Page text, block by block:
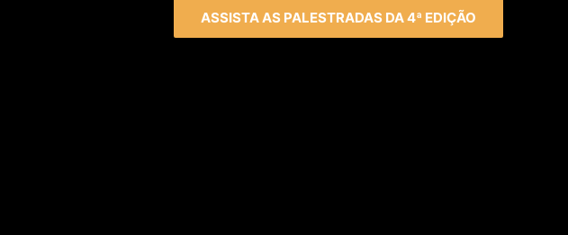
ASSISTA AS PALESTRADAS DA 4ª EDIÇÃO